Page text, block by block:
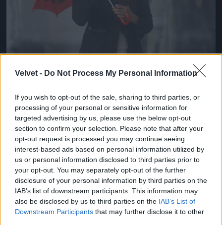
Velvet - Do Not Process My Personal Information
If you wish to opt-out of the sale, sharing to third parties, or
processing of your personal or sensitive information for
targeted advertising by us, please use the below opt-out
section to confirm your selection. Please note that after your
opt-out request is processed you may continue seeing
interest-based ads based on personal information utilized by
us or personal information disclosed to third parties prior to
your opt-out. You may separately opt-out of the further
disclosure of your personal information by third parties on the
IAB’s list of downstream participants. This information may
also be disclosed by us to third parties on the IAB’s List of
Downstream Participants that may further disclose it to other